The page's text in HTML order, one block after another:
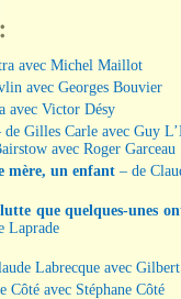
avec Michel Maillot
avec Georges Bouvier
avec Victor Désy
de Gilles Carle avec Guy
avec Roger Garceau
mère, un enfant – de
que quelques-unes
Laprade
Labrecque avec
Côté avec Stéphane Côté